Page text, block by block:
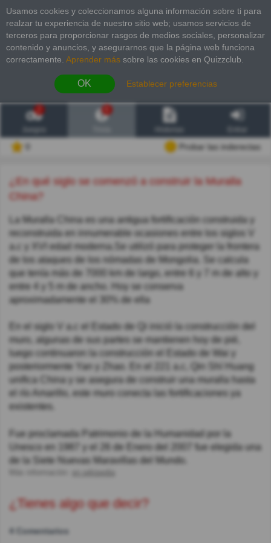
Usamos cookies y coleccionamos alguna información sobre ti para
realzar tu experiencia de nuestro sitio web; usamos servicios de
terceros para proporcionar rasgos de medios sociales, personalizar
contenido y anuncios, y asegurarnos que la página web funciona
correctamente. Aprender más sobre las cookies en Quizzclub.
OK Establecer preferencias
2
Probar las inderectas
¿En qué siglo se comenzó a construir la Muralla
China?
La Muralla China es una antigua fortificación construida y
reconstruida en innumerable ocasiones entre los siglos V
a.c y XVI edad moderna.Se utilizó para proteger la frontera
de los ataques de los nómadas de Mongolia. Se calcula
que tenía más de 7000 km de largo, entre 6 y 7 m de alto y
entre 4 y 5 m de ancho. Hoy se conserva
aproximadamente el 30% de ella
En el siglo V a.c el Estado de Qi inició la construcción del
muro, algunas de sus partes se mantienen hoy de pié,
luego continuaron la construcción el Estado de Wai y
posteriormente Yan y Zhao. En el 221 a.c, Qin Shí Huang
unifica China y se asegura de construir una muralla hasta
el río Amarillo, este muro conecta las fortificaciones ya
existentes.
Fue proclamada Patrimonio de la Humanidad por la
Unesco en 1987 y el 26 de Enero del 2007 fue elegida una
de la Siete Nuevas Maravillas del Mundo.
en.wikipedia
¿Tienes algo que decir?
4 Comentarios